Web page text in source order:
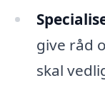
give råd
skal